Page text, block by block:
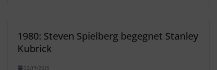
1980: Steven Spielberg begegnet Stanley
Kubrick
02/19/2015